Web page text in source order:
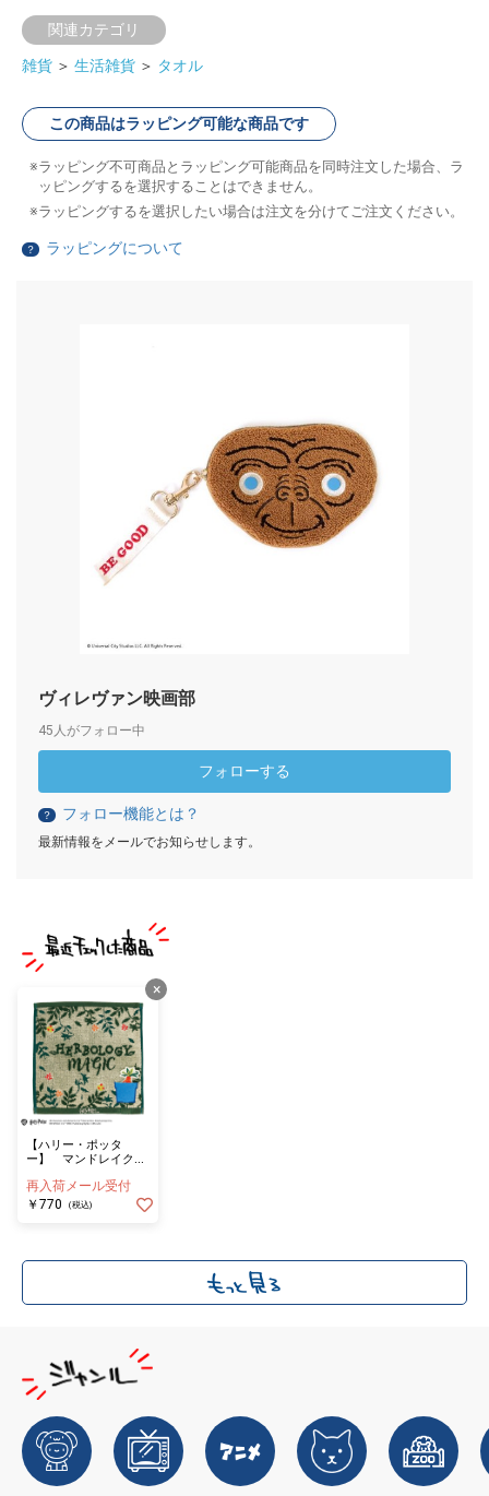
関連カテゴリ
雑貨 ＞ 生活雑貨 ＞ タオル
この商品はラッピング可能な商品です
ラッピング不可商品とラッピング可能商品を同時注文した場合、ラ
ッピングするを選択することはできません。
ラッピングするを選択したい場合は注文を分けてご注文ください。
？ ラッピングについて
ヴィレヴァン映画部
45人がフォロー中
フォローする
？ フォロー機能とは？
最新情報をメールでお知らせします。
×
【ハリー・ポッタ
ー】 マンドレイクの
再入荷メール受付
￥770
(税込)